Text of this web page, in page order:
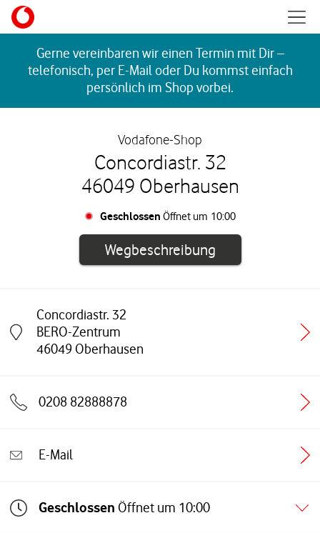
Skip to content
Gerne vereinbaren wir einen Termin mit Dir –
telefonisch, per E-Mail oder Du kommst einfach
persönlich im Shop vorbei.
Vodafone-Shop
Concordiastr. 32
46049 Oberhausen
Geschlossen Öffnet um 10:00
WegbeschreibungLink öffnet in
Concordiastr. 32
BERO-Zentrum
46049 Oberhausen
Link öffnet in einem neuen Tab
0208 82888878
E-Mail
Geschlossen Öffnet um 10:00